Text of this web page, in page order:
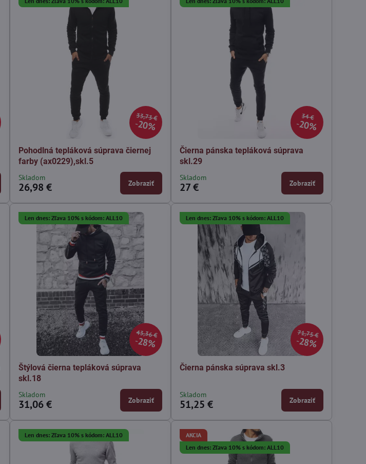
33,73 €
20%
Pohodlná tepláková súprava čiernej
farby (ax0229),skl.5
Skladom
26,98 € Zobraziť
34 €
20%
Čierna pánska tepláková súprava
skl.29
Skladom
27 € Zobraziť
43,36 €
28%
Len dnes: Zľava 10% s kódom: ALL10
Štýlová čierna tepláková súprava
skl.18
Skladom
31,06 € Zobraziť
71,75 €
28%
Len dnes: Zľava 10% s kódom: ALL10
Čierna pánska súprava skl.3
Skladom
51,25 € Zobraziť
Len dnes: Zľava 10% s kódom: ALL10
AKCIA
Len dnes: Zľava 10% s kódom: ALL10